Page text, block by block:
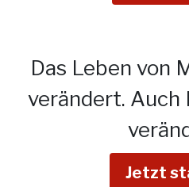
Das Leben von
verändert. Auch
Jetzt